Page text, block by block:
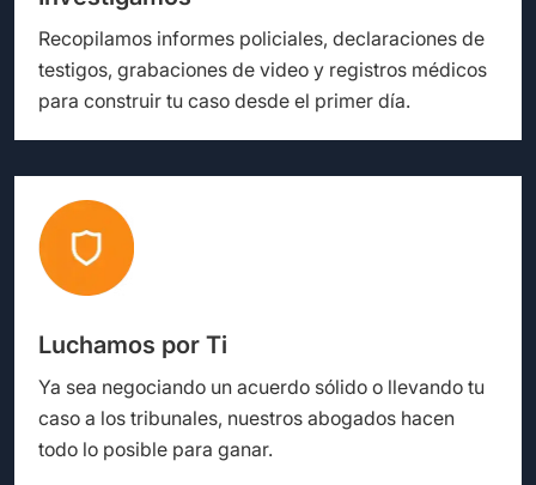
Recopilamos informes policiales, declaraciones de
testigos, grabaciones de video y registros médicos
para construir tu caso desde el primer día.
Luchamos por Ti
Ya sea negociando un acuerdo sólido o llevando tu
caso a los tribunales, nuestros abogados hacen
todo lo posible para ganar.